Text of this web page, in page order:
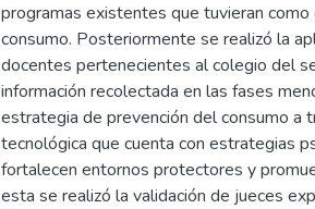
programas existentes que tuvieran
consumo. Posteriormente se realizó la
docentes pertenecientes al colegio del
información recolectada en las fases
estrategia de prevención del consumo a
tecnológica que cuenta con estrategias
fortalecen entornos protectores y
esta se realizó la validación de jueces